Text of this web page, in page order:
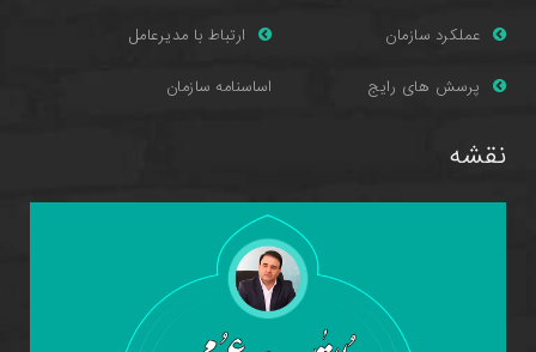
عملکرد سازمان
ارتباط با مدیرعامل
پرسش های رایج اساسنامه سازمان
نقشه